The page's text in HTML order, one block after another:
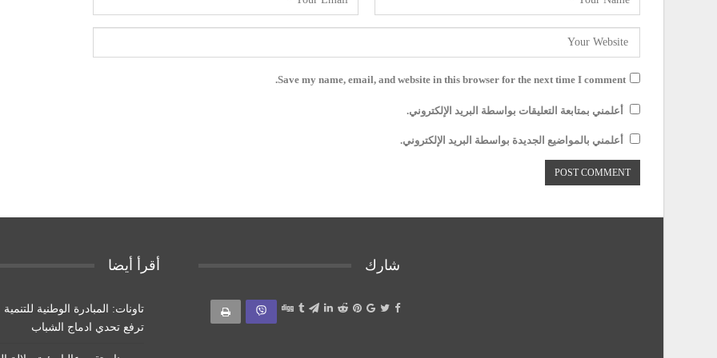
Save my name, email, and website in this browser for the next time I comment.
أعلمني بمتابعة التعليقات بواسطة البريد الإلكتروني.
أعلمني بالمواضيع الجديدة بواسطة البريد الإلكتروني.
شارك أقرأ أيضا
تاونات: المبادرة الوطنية
ترفع تحدي ادماج الشباب